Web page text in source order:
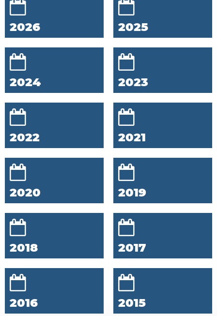
2026 2025
2024 2023
2022 2021
2020 2019
2018 2017
2016 2015